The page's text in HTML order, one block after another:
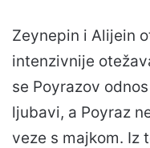
Zeynepin i Alijein
intenzivnije
se Poyrazov
ljubavi, a Poyraz
veze s majkom. Iz